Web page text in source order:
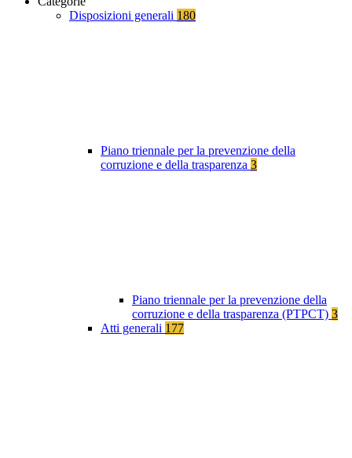
Disposizioni generali 180
Piano triennale per la prevenzione della
corruzione e della trasparenza 3
Piano triennale per la prevenzione della
corruzione e della trasparenza (PTPCT) 3
Atti generali 177